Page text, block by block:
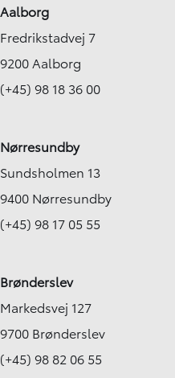
Aalborg
Fredrikstadvej 7
9200 Aalborg
(+45) 98 18 36 00
Nørresundby
Sundsholmen 13
9400 Nørresundby
(+45) 98 17 05 55
Brønderslev
Markedsvej 127
9700 Brønderslev
(+45) 98 82 06 55